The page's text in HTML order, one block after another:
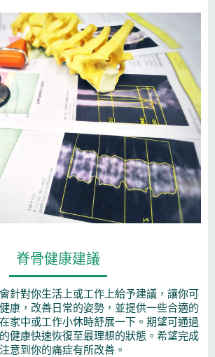
脊骨健康建議
針對你生活上或工作上給予建議，讓你可
康，改善日常的姿勢，並提供一些合適的
家中或工作小休時舒展一下。期望可通過
健康快速恢復至最理想的狀態。希望完成
意到你的痛症有所改善。